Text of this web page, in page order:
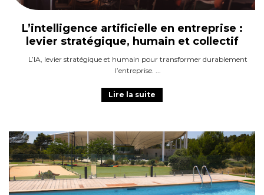
L’intelligence artificielle en entreprise :
levier stratégique, humain et collectif
L’IA, levier stratégique et humain pour transformer durablement
l’entreprise.
Lire la suite